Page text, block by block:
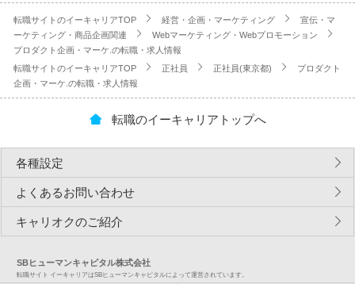
転職サイトのイーキャリアTOP 経営・企画・マーケティング
宣伝・マ
ーケティング・商品企画関連
Webマーケティング・Webプロモーション
プロダクト企画・マーケ.の転職・求人情報
転職サイトのイーキャリアTOP
正社員 正社員(東京都)
プロダクト
企画・マーケ.の転職・求人情報
転職のイーキャリアトップへ
各種設定
よくあるお問い合わせ
キャリオクのご紹介
SBヒューマンキャピタル株式会社
転職サイト イーキャリアはSBヒューマンキャピタルによって運営されています。